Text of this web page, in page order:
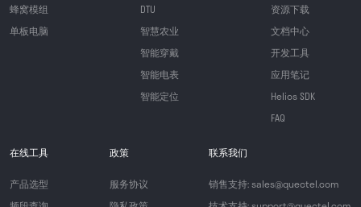
蜂窝模组
单板电脑
DTU
智慧农业
智能穿戴
智能电表
智能定位
资源下载
文档中心
开发工具
应用笔记
Helios SDK
FAQ
在线工具
产品选型
政策
服务协议
联系我们
销售支持: sales@quectel.com